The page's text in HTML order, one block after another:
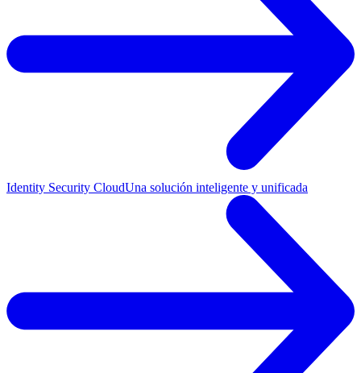
Identity Security CloudUna solución inteligente y unificada